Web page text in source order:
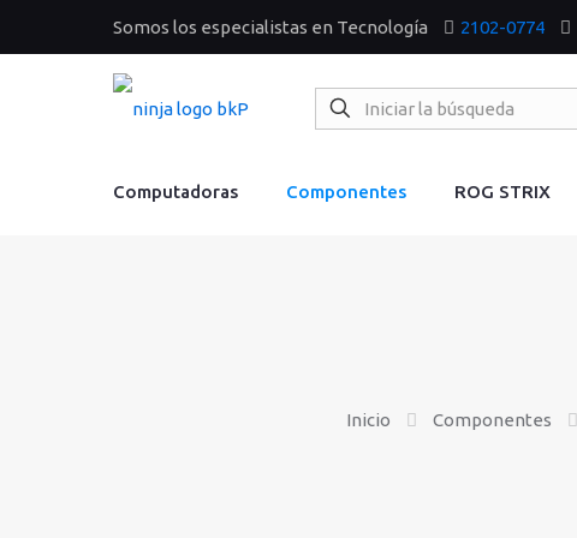
Somos los especialistas en Tecnología 2102-0774
Computadoras Componentes ROG STRIX
Inicio Componentes